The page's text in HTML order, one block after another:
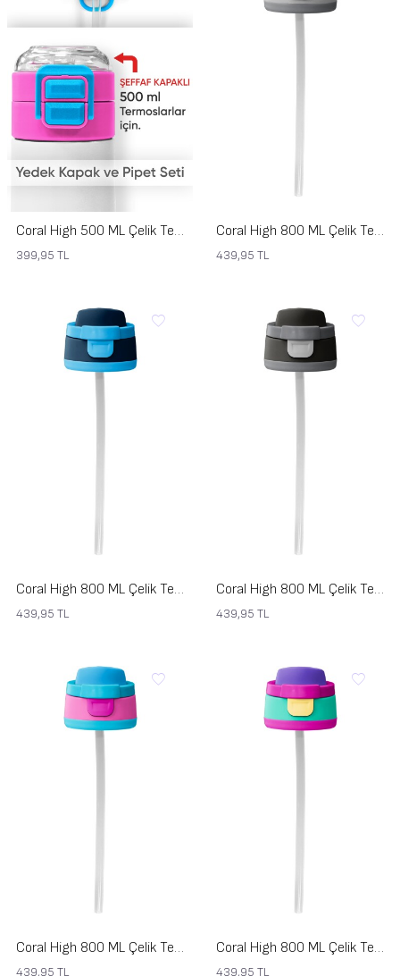
Coral High 500 ML Çelik Termos Şeffaf Kapak için Pembe Mavi Yedek Kapak ve Pipet Kiti 1903-KS
399,95 TL
Coral High 800 ML Çelik Termos için Açık Gri Koyu Gri Yedek Kapak ve Pipet Kiti 1919-K
439,95 TL
Coral High 800 ML Çelik Termos için Lacivert Mavi Yedek Kapak ve Pipet Kiti 1918-K
439,95 TL
Coral High 800 ML Çelik Termos için Siyah Gri Yedek Kapak ve Pipet Kiti 1917-K
439,95 TL
Coral High 800 ML Çelik Termos için Mavi Pembe Yedek Kapak ve Pipet Kiti 1916-K
439,95 TL
Coral High 800 ML Çelik Termos için Mor Pembe Su Yeşili Yedek Kapak ve Pipet Kiti 1915-K
439,95 TL